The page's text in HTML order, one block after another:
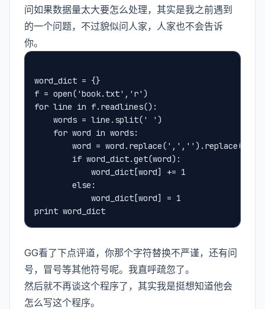
问如果数据量太大要怎么处理，其实是我之前遇到
的一个问题，不过貌似问人家，人家也不会告诉
你。
word_dict = {}
f = open('book.txt','r')
for line in f.readlines():
    words = line.split(' ')
    for word in words:
word =
        if word_dict.get(word):
            word_dict[word] += 1
        else:
            word_dict[word] = 1
print word_dict
GG看了下点评道，你那个字符替换不严谨，还有问
号，冒号等其他符号呢。我直呼疏忽了。
然后就不再谈这个程序了，其实我是挺想知道他会
怎么写这个程序。